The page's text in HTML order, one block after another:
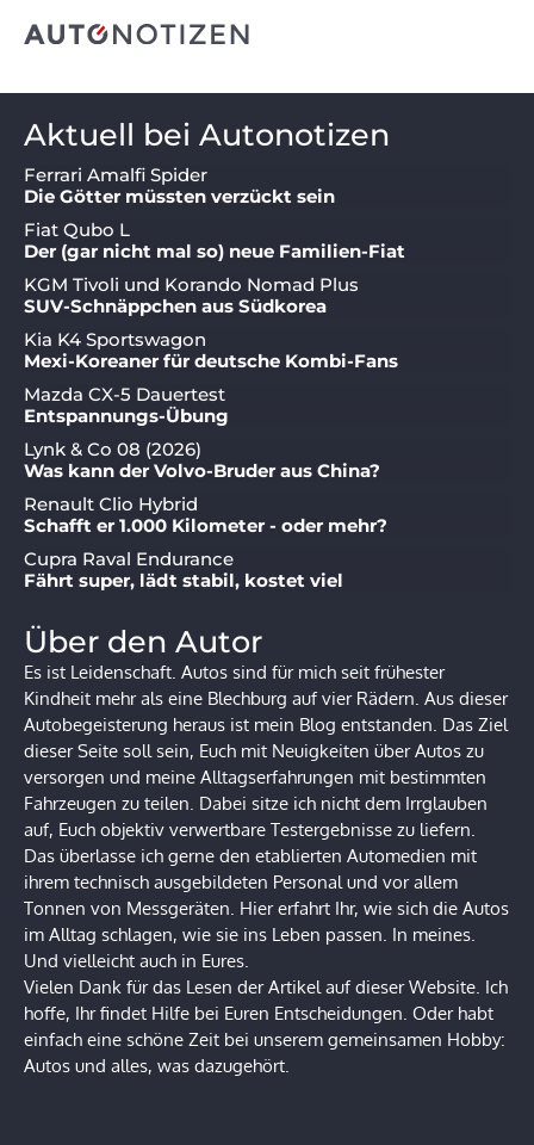
Aktuell bei Autonotizen
Ferrari Amalfi Spider
Die Götter müssten verzückt sein
Fiat Qubo L
Der (gar nicht mal so) neue Familien-Fiat
KGM Tivoli und Korando Nomad Plus
SUV-Schnäppchen aus Südkorea
Kia K4 Sportswagon
Mexi-Koreaner für deutsche Kombi-Fans
Mazda CX-5 Dauertest
Entspannungs-Übung
Lynk & Co 08 (2026)
Was kann der Volvo-Bruder aus China?
Renault Clio Hybrid
Schafft er 1.000 Kilometer - oder mehr?
Cupra Raval Endurance
Fährt super, lädt stabil, kostet viel
Über den Autor
Es ist Leidenschaft. Autos sind für mich seit frühester
Kindheit mehr als eine Blechburg auf vier Rädern. Aus dieser
Autobegeisterung heraus ist mein Blog entstanden. Das Ziel
dieser Seite soll sein, Euch mit Neuigkeiten über Autos zu
versorgen und meine Alltagserfahrungen mit bestimmten
Fahrzeugen zu teilen. Dabei sitze ich nicht dem Irrglauben
auf, Euch objektiv verwertbare Testergebnisse zu liefern.
Das überlasse ich gerne den etablierten Automedien mit
ihrem technisch ausgebildeten Personal und vor allem
Tonnen von Messgeräten. Hier erfahrt Ihr, wie sich die Autos
im Alltag schlagen, wie sie ins Leben passen. In meines.
Und vielleicht auch in Eures.
Vielen Dank für das Lesen der Artikel auf dieser Website. Ich
hoffe, Ihr findet Hilfe bei Euren Entscheidungen. Oder habt
einfach eine schöne Zeit bei unserem gemeinsamen Hobby:
Autos und alles, was dazugehört.